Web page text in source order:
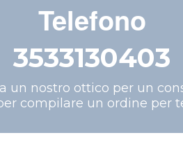
Telefono
3533130403
un nostro ottico per un
compilare un ordine per